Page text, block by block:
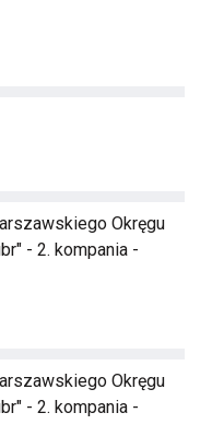
Okręgu
- 2. kompania -
Okręgu
- 2. kompania -